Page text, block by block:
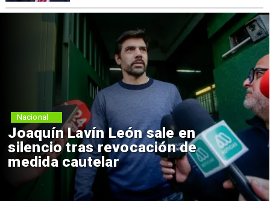
Joaquín Lavín León sale en
silencio tras revocación de
medida cautelar
Nacional